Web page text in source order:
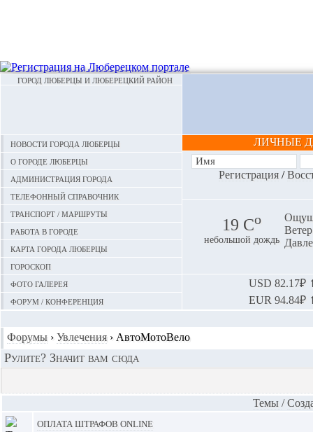
ГОРОД ЛЮБЕРЦЫ И ЛЮБЕРЕЦКИЙ РАЙОН
Новости города Люберцы
О городе Люберцы
Администрация города
Телефонный справочник
Транспорт / маршруты
Работа в городе
Карта города Люберцы
Гороскоп
Фото галерея
Форум / конференция
ЛИЧНЫЕ
Регистрация/
19 Сo
небольшой дождь
USD 82.17₽
EUR 94.84₽
Форумы › Увлечения › АвтоМотоВело
Рулите? Значит вам сюда
Темы /
Оплата штрафов online